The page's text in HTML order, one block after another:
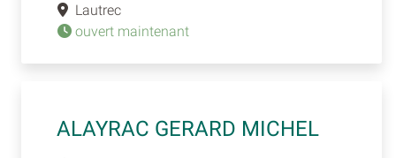
Lautrec
ouvert maintenant
ALAYRAC GERARD MICHEL